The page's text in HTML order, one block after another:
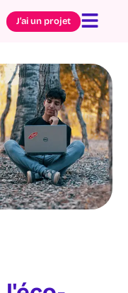
J’ai un projet